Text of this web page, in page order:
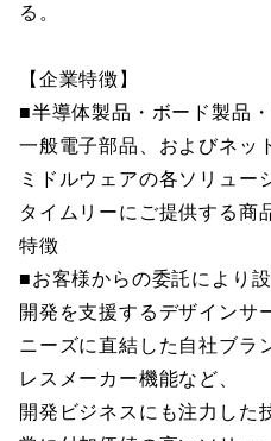
る。
【企業特徴】
■半導体製品・ボード製品
一般電子部品、およびネッ
ミドルウェアの各ソリュー
タイムリーにご提供する商
特徴
■お客様からの委託により設
開発を支援するデザインサ
ニーズに直結した自社ブラ
レスメーカー機能など、
開発ビジネスにも注力した